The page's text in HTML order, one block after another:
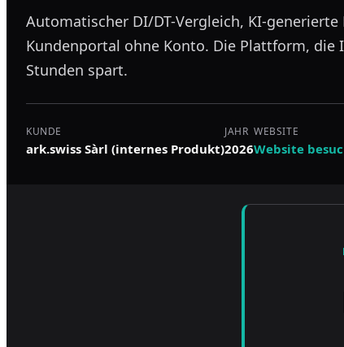
Automatischer DI/DT-Vergleich, KI-generierte
Kundenportal ohne Konto. Die Plattform, die
Stunden spart.
KUNDE
ark.swiss Sàrl (internes Produkt)
JAHR
2026
WEBSITE
Website